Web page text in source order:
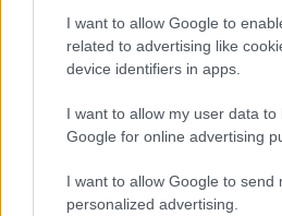
I want to allow Google to
related to advertising like
device identifiers in apps.
I want to allow my user data to
Google for online advertising
I want to allow Google to send
personalized advertising.
"Trianon legkárosabb hosszú
az, hogy épp azokkal fordított
akikkel azonosak a stratégiai
végbement, az 1830-as
benne az, hogy 1848-49-ben